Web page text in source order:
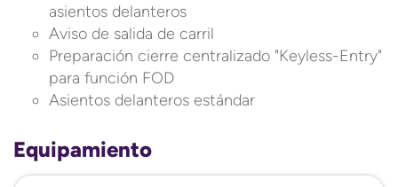
asientos delanteros
Aviso de salida de carril
Preparación cierre centralizado "Keyless-Entry"
para función FOD
Asientos delanteros estándar
Equipamiento